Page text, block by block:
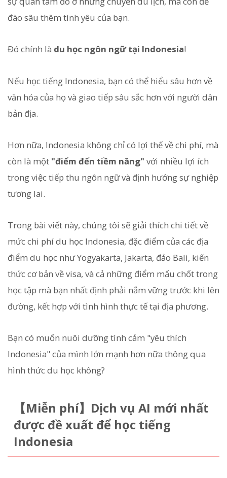
đào sâu thêm tình yêu của bạn.
Đó chính là du học ngôn ngữ tại Indonesia!
Nếu học tiếng Indonesia, bạn có thể hiểu sâu hơn về
văn hóa của họ và giao tiếp sâu sắc hơn với người dân
bản địa.
Hơn nữa, Indonesia không chỉ có lợi thế về chi phí, mà
còn là một "điểm đến tiềm năng" với nhiều lợi ích
trong việc tiếp thu ngôn ngữ và định hướng sự nghiệp
tương lai.
Trong bài viết này, chúng tôi sẽ giải thích chi tiết về
mức chi phí du học Indonesia, đặc điểm của các địa
điểm du học như Yogyakarta, Jakarta, đảo Bali, kiến
thức cơ bản về visa, và cả những điểm mấu chốt trong
học tập mà bạn nhất định phải nắm vững trước khi lên
đường, kết hợp với tình hình thực tế tại địa phương.
Bạn có muốn nuôi dưỡng tình cảm "yêu thích
Indonesia" của mình lớn mạnh hơn nữa thông qua
hình thức du học không?
【Miễn phí】Dịch vụ AI mới nhất
được đề xuất để học tiếng
Indonesia